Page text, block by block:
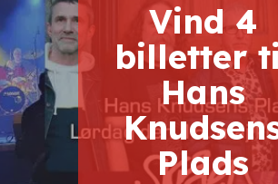
Vind 4
billetter
Hans
Plads